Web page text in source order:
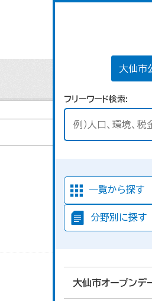
大仙市
フリーワード検索
一覧から探す
分野別に探す
大仙市オープンデ